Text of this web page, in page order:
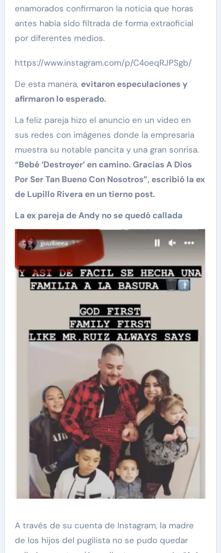
enamorados confirmaron la noticia que horas
antes había sido filtrada de forma extraoficial
por diferentes medios.
https://www.instagram.com/p/C4oeqRJPSgb/
De esta manera, evitaron especulaciones y
afirmaron lo esperado.
La feliz pareja hizo el anuncio en un video en
sus redes con imágenes donde la empresaria
muestra su notable pancita y una gran sonrisa.
“Bebé ‘Destroyer’ en camino. Gracias A Dios
Por Ser Tan Bueno Con Nosotros”, escribió la ex
de Lupillo Rivera en un tierno post.
La ex pareja de Andy no se quedó callada
A través de su cuenta de Instagram, la madre
de los hijos del pugilista no se pudo quedar